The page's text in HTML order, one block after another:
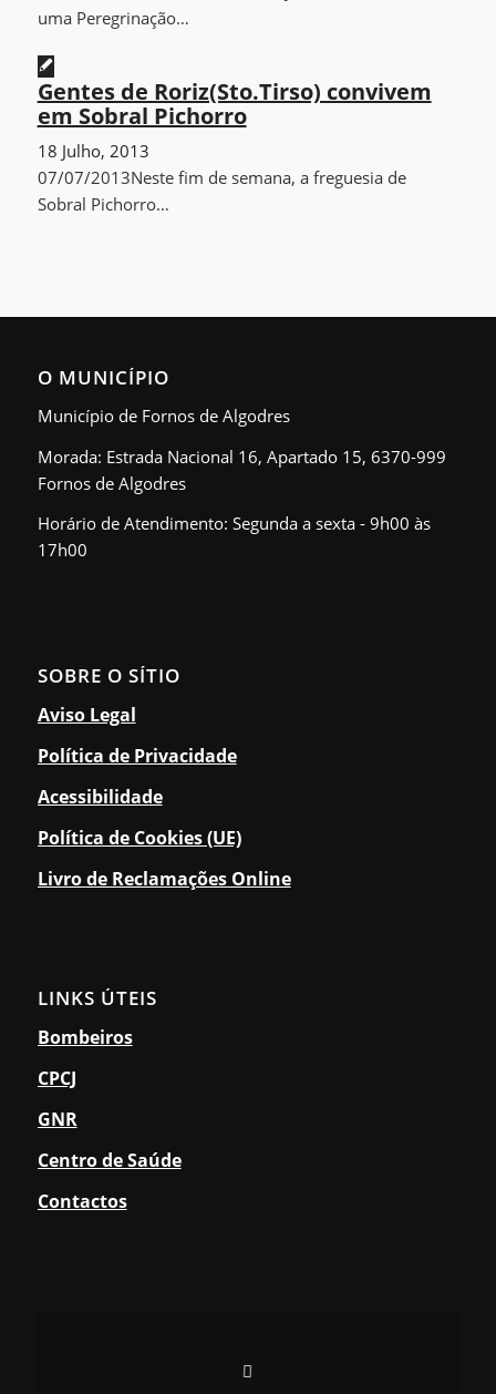
uma Peregrinação…
Gentes de Roriz(Sto.Tirso) convivem
em Sobral Pichorro
18 Julho, 2013
07/07/2013Neste fim de semana, a freguesia de
Sobral Pichorro…
O MUNICÍPIO
Município de Fornos de Algodres
Morada: Estrada Nacional 16, Apartado 15, 6370-999
Fornos de Algodres
Horário de Atendimento: Segunda a sexta - 9h00 às
17h00
SOBRE O SÍTIO
Aviso Legal
Política de Privacidade
Acessibilidade
Política de Cookies (UE)
Livro de Reclamações Online
LINKS ÚTEIS
Bombeiros
CPCJ
GNR
Centro de Saúde
Contactos